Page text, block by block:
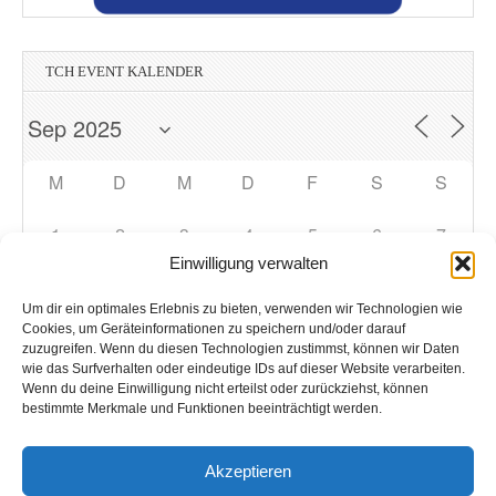
Einwilligung verwalten
Um dir ein optimales Erlebnis zu bieten, verwenden wir Technologien wie
Cookies, um Geräteinformationen zu speichern und/oder darauf
zuzugreifen. Wenn du diesen Technologien zustimmst, können wir Daten
wie das Surfverhalten oder eindeutige IDs auf dieser Website verarbeiten.
Wenn du deine Einwilligung nicht erteilst oder zurückziehst, können
bestimmte Merkmale und Funktionen beeinträchtigt werden.
Akzeptieren
TCH EVENT KALENDER
M D M D F S S
1 2 3 4 5 6 7
8 10 11 12 13
15 16 17 18 19 20 21